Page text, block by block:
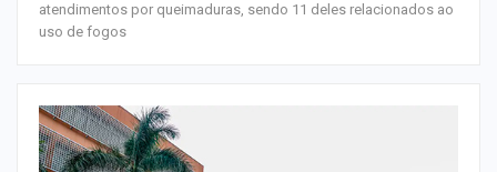
atendimentos por queimaduras, sendo 11 deles relacionados ao
uso de fogos